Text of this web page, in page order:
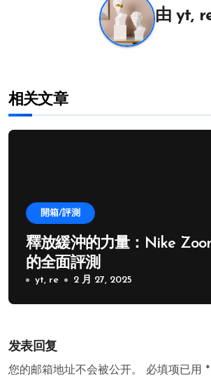
由yt,
相关文章
開箱/評測
釋放緩沖的力量：Nike
的全面評測
yt, re 2 月 27, 2025
发表回复
您的邮箱地址不会被公开。 必填项已用 *